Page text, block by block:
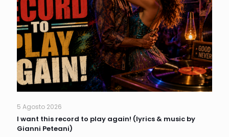
5 Agosto 2026
I want this record to play again! (lyrics & music by
Gianni Peteani)